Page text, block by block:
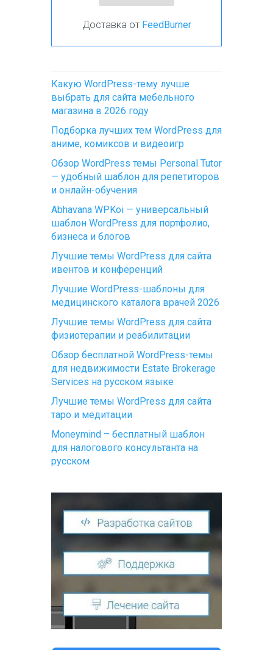
Доставка от FeedBurner
Какую WordPress-тему лучше
выбрать для сайта мебельного
магазина в 2026 году
Подборка лучших тем WordPress для
аниме, комиксов и видеоигр
Обзор WordPress темы Personal Tutor
— удобный шаблон для репетиторов
и онлайн-обучения
Abhavana WPKoi — универсальный
шаблон WordPress для портфолио,
бизнеса и блогов
Лучшие темы WordPress для сайта
ивентов и конференций
Лучшие WordPress-шаблоны для
медицинского каталога врачей 2026
Лучшие темы WordPress для сайта
физиотерапии и реабилитации
Обзор бесплатной WordPress-темы
для недвижимости Estate Brokerage
Services на русском языке
Лучшие темы WordPress для сайта
таро и медитации
Moneymind – бесплатный шаблон
для налогового консультанта на
русском